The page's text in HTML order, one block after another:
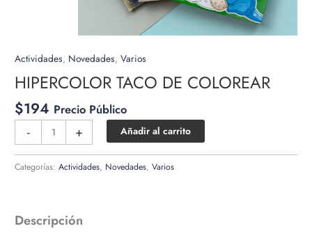
Actividades, Novedades,Varios
HIPERCOLOR TACO DE COLOREAR
$194 Precio Público
-
HIPERCOLOR
TACO
DE
COLOREAR
+ Añadir al carrito
Categorías:Actividades, Novedades,Varios
Descripción